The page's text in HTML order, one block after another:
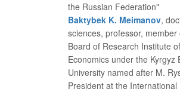
the Russian Federation"
Baktybek K. Meimanov,
sciences, professor,
Board of Research Institute
Economics under the Kyrgyz
University named after M.
President at the